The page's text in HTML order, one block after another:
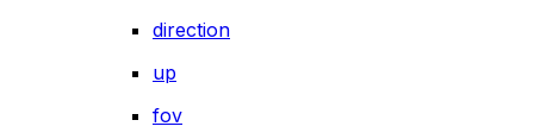
direction
up
fov